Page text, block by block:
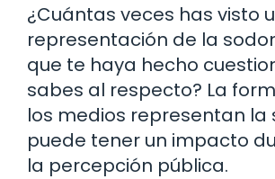
¿Cuántas veces has visto
representación de la
que te haya hecho
sabes al respecto? La
los medios representan la
puede tener un impacto
la percepción pública.